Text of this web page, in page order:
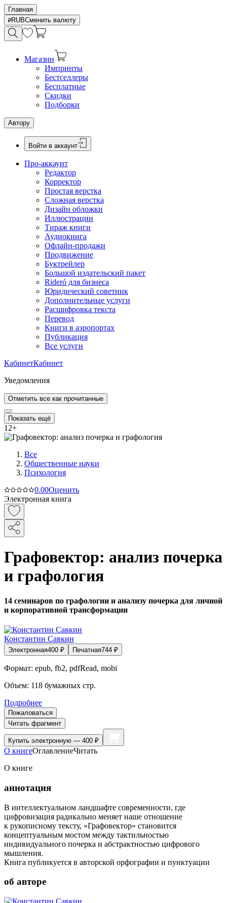
Главная
RUBСменить валюту
Магазин
Импринты
Бестселлеры
Бесплатные
Скидки
Подборки
Автору
Войти в аккаунт
Про-аккаунт
Редактор
Корректор
Простая верстка
Сложная верстка
Дизайн обложки
Иллюстрации
Тираж книги
Аудиокнига
Офлайн-продажи
Продвижение
Буктрейлер
Большой издательский пакет
Rideró для бизнеса
Юридический советник
Дополнительные услуги
Расшифровка текста
Перевод
Книги в аэропортах
Публикация
Все услуги
КабинетКабинет
Уведомления
Отметить все как прочитанные
Показать ещё
12+
Все
Общественные науки
Психология
0.00Оценить
Электронная книга
Графовектор: анализ почерка
и графология
14 семинаров по графологии и анализу почерка для личной
и корпоративной трансформации
Константин Савкин
Электронная400 ₽ Печатная744 ₽
Формат: epub, fb2, pdfRead, mobi
Объем: 118 бумажных стр.
Подробнее
Пожаловаться
Читать фрагмент
Купить электронную — 400 ₽
О книгеОглавлениеЧитать
О книге
аннотация
В интеллектуальном ландшафте современности, где
цифровизация радикально меняет наше отношение
к рукописному тексту, «Графовектор» становится
концептуальным мостом между тактильностью
индивидуального почерка и абстрактностью цифрового
мышления.
Книга публикуется в авторской орфографии и пунктуации
об авторе